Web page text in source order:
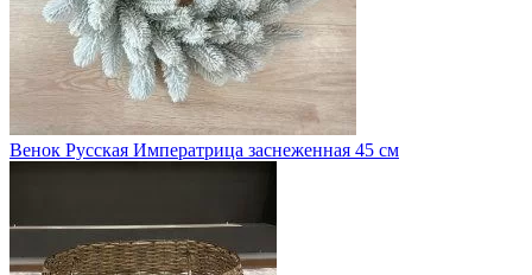
Венок Русская Императрица заснеженная 45 см